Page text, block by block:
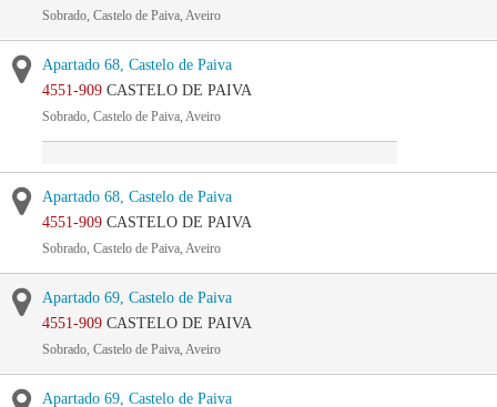
Sobrado, Castelo de Paiva, Aveiro
Apartado 68, Castelo de Paiva
4551-909 CASTELO DE PAIVA
Sobrado, Castelo de Paiva, Aveiro
Apartado 68, Castelo de Paiva
4551-909 CASTELO DE PAIVA
Sobrado, Castelo de Paiva, Aveiro
Apartado 69, Castelo de Paiva
4551-909 CASTELO DE PAIVA
Sobrado, Castelo de Paiva, Aveiro
Apartado 69, Castelo de Paiva